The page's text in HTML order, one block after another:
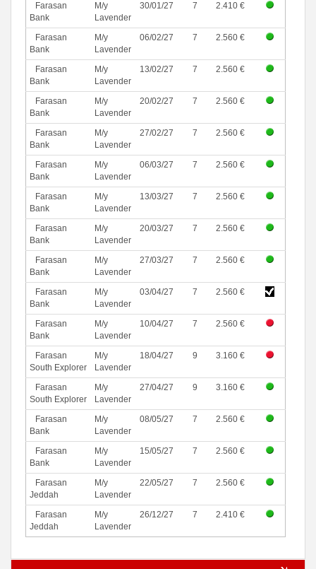
Farasan
Bank
M/y
Lavender
30/01/27 7 2.410 €
Farasan
Bank
M/y
Lavender
06/02/27 7 2.560 €
Farasan
Bank
M/y
Lavender
13/02/27 7 2.560 €
Farasan
Bank
M/y
Lavender
20/02/27 7 2.560 €
Farasan
Bank
M/y
Lavender
27/02/27 7 2.560 €
Farasan
Bank
M/y
Lavender
06/03/27 7 2.560 €
Farasan
Bank
M/y
Lavender
13/03/27 7 2.560 €
Farasan
Bank
M/y
Lavender
20/03/27 7 2.560 €
Farasan
Bank
M/y
Lavender
27/03/27 7 2.560 €
Farasan
Bank
M/y
Lavender
03/04/27 7 2.560 €
Farasan
Bank
M/y
Lavender
10/04/27 7 2.560 €
Farasan
South Explorer
M/y
Lavender
18/04/27 9 3.160 €
Farasan
South Explorer
M/y
Lavender
27/04/27 9 3.160 €
Farasan
Bank
M/y
Lavender
08/05/27 7 2.560 €
Farasan
Bank
M/y
Lavender
15/05/27 7 2.560 €
Farasan
Jeddah
M/y
Lavender
22/05/27 7 2.560 €
Farasan
Jeddah
M/y
Lavender
26/12/27 7 2.410 €